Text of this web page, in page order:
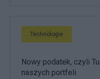
Technologie
Nowy podatek, czyli
naszych portfeli